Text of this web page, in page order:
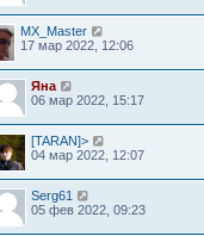
MX_Master
17 мар 2022, 12:06
Яна
06 мар 2022, 15:17
[TARAN]>
04 мар 2022, 12:07
Serg61
05 фев 2022, 09:23